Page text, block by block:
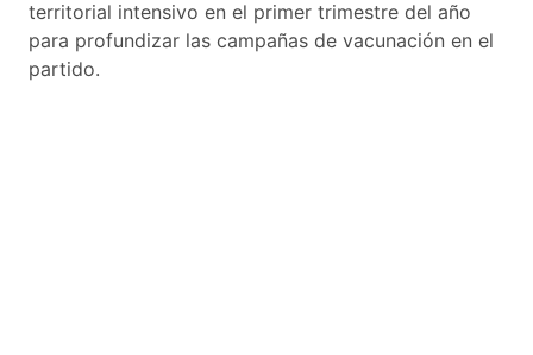
territorial intensivo en el primer trimestre del año
para profundizar las campañas de vacunación en el
partido.